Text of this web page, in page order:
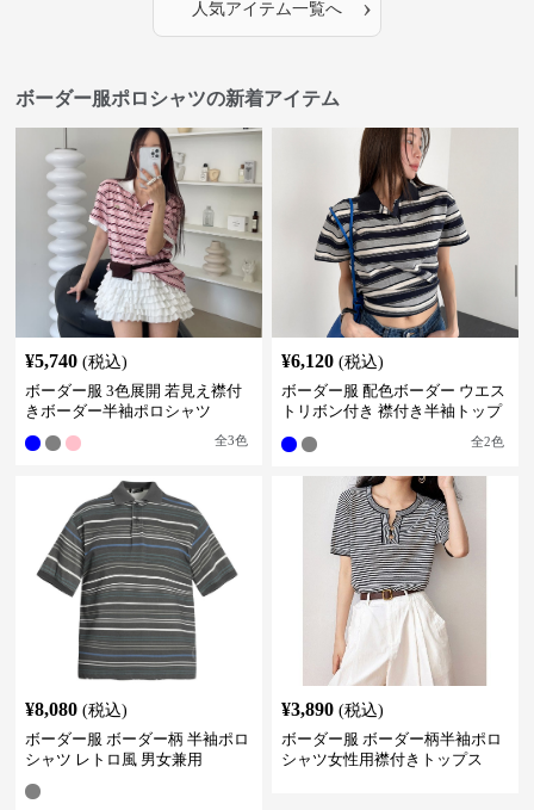
人気アイテム一覧へ ›
ボーダー服ポロシャツの新着アイテム
¥5,740 (税込)
ボーダー服 3色展開 若見え襟付
きボーダー半袖ポロシャツ
全3色
¥6,120 (税込)
ボーダー服 配色ボーダー ウエス
トリボン付き 襟付き半袖トップ
全2色
¥8,080 (税込)
ボーダー服 ボーダー柄 半袖ポロ
シャツ レトロ風 男女兼用
¥3,890 (税込)
ボーダー服 ボーダー柄半袖ポロ
シャツ女性用襟付きトップス